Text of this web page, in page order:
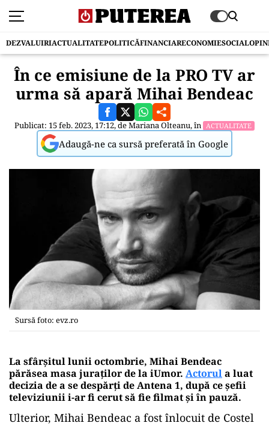
DEZVALUIRIACTUALITATEPOLITICĂFINANCIARECONOMIESOCIAL
În ce emisiune de la PRO TV ar
urma să apară Mihai Bendeac
Publicat: 15 feb. 2023, 17:12, deMariana Olteanu, în ACTUALITATE
Adaugă-ne ca sursă preferată în Google
Sursă foto: evz.ro
La sfârșitul lunii octombrie, Mihai Bendeac
părăsea masa juraților de la iUmor. Actorula luat
decizia de a se despărți de Antena 1, după ce șefii
televiziunii i-ar fi cerut să fie filmat și în pauză.
Ulterior, Mihai Bendeac a fost înlocuit de Costel